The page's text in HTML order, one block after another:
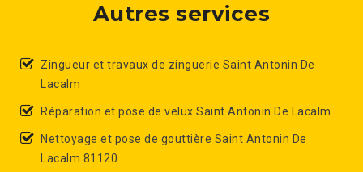
Autres services
Zingueur et travaux de zinguerie Saint Antonin De
Lacalm
Réparation et pose de velux Saint Antonin De Lacalm
Nettoyage et pose de gouttière Saint Antonin De
Lacalm 81120